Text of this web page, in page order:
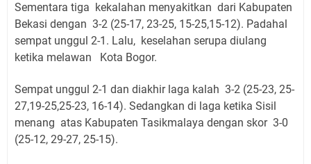
Sementara tiga kekalahan menyakitkan dari Kabupaten
Bekasi dengan 3-2 (25-17, 23-25, 15-25,15-12). Padahal
sempat unggul 2-1. Lalu, keselahan serupa diulang
ketika melawan Kota Bogor.
Sempat unggul 2-1 dan diakhir laga kalah 3-2 (25-23, 25-
27,19-25,25-23, 16-14). Sedangkan di laga ketika Sisil
menang atas Kabupaten Tasikmalaya dengan skor 3-0
(25-12, 29-27, 25-15).